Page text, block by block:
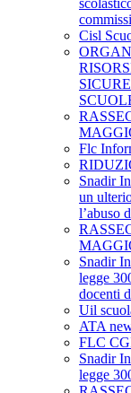
Cisl
Flc
Snadir
un
l’abuso
Snadir
legge
docenti
Uil
ATA
FLC
Snadir
legge